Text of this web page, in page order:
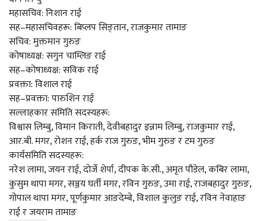
महासचिव: निशान राई
सह–महासचिवहरू: बिप्लप सिङ्तान, राजकुमार तामाङ
सचिव: मुक्तमान गुरुङ
कोषाध्यक्ष: सगुन चाम्लिङ राई
सह–कोषाध्यक्ष: सविक राई
प्रवक्ता: विशाल राई
सह–प्रवक्ता: पारुशिन राई
सल्लाहकार समिति सदस्यहरू:
विश्वास लिम्बु, विमान किराती, देवीबहादुर इन्नाम लिम्बु, राजकुमार राई,
आर.बी. मगर, रोशन राई, हर्क राज गुरुङ, भीम गुरुङ र टम गुरुङ
कार्यसमिति सदस्यहरू:
नरेश लामा, जयन राई, दोर्जे शेर्पा, दीपक के.सी., अमृत पौडेल, कबिर लामा,
कुसुम थापा मगर, सञ्जय घर्ती मगर, रविन गुरुङ, उमा राई, राजबहादुर गुरुङ,
गोपाल थापा मगर, पूर्णकुमार आङदेम्बे, विशाल कुलुङ राई, रविन नेवाहाङ
राई र जयराम तामाङ